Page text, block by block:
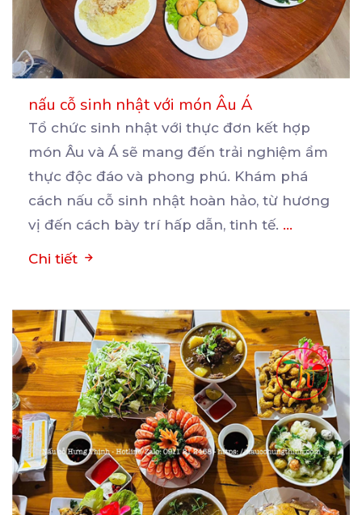
nấu cỗ sinh nhật với món Âu Á
Tổ chức sinh nhật với thực đơn kết hợp
món Âu và Á sẽ mang đến trải nghiệm ẩm
thực độc đáo và phong phú. Khám phá
cách nấu cỗ sinh nhật hoàn hảo, từ hương
vị đến cách bày trí hấp dẫn, tinh tế. ...
Chi tiết